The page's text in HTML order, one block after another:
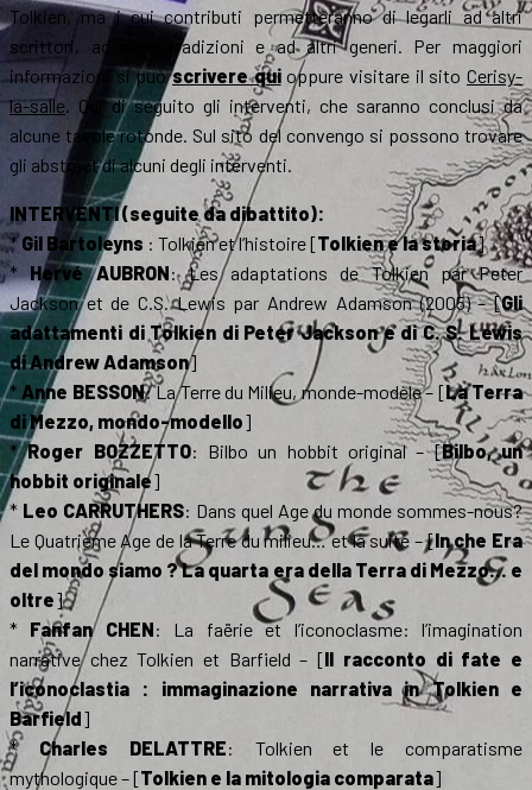
Tolkien, ma i cui contributi permetteranno di legarli ad altri
scrittori, ad altre tradizioni e ad altri generi. Per maggiori
informazioni si puòscrivere quioppure visitare il sitoCerisy-
la-salle. Qui di seguito gli interventi, che saranno conclusi da
alcune tavole rotonde. Sul sito del convengo si possono trovare
gli abstract di alcuni degli interventi.
INTERVENTI (seguite da dibattito):
*Gil Bartoleyns : Tolkien et l’histoire [Tolkien e la storia]
*Hervé AUBRON: Les adaptations de Tolkien par Peter
Jackson et de C.S. Lewis par Andrew Adamson (2005) – [Gli
adattamenti di Tolkien di Peter Jackson e di C. S. Lewis
di Andrew Adamson]
* Anne BESSON: La Terre du Milieu, monde-modèle – [La Terra
di Mezzo, mondo-modello]
*Roger BOZZETTO: Bilbo un hobbit original – [Bilbo, un
hobbit originale]
* Leo CARRUTHERS: Dans quel Age du monde sommes-nous?
Le Quatrième Age de la Terre du milieu… et la suite – [In che Era
del mondo siamo ? La quarta era della Terra di Mezzo… e
oltre]
* Fanfan CHEN: La faërie et l’iconoclasme: l’imagination
narrative chez Tolkien et Barfield – [Il racconto di fate e
l’iconoclastia : immaginazione narrativa in Tolkien e
Barfield]
* Charles DELATTRE: Tolkien et le comparatisme
mythologique – [Tolkien e la mitologia comparata]